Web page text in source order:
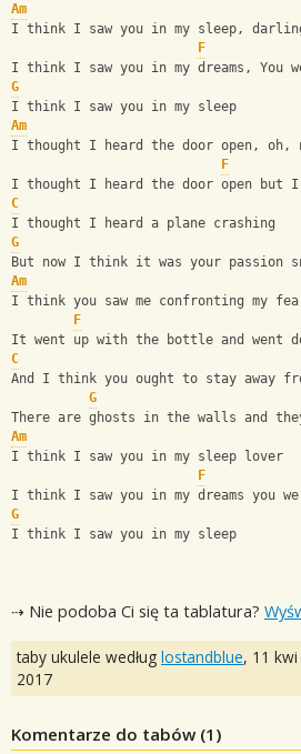
Am
I think I saw you in my sleep,
F
I think I saw you in my dreams, You
G
I think I saw you in my sleep
Am
I thought I heard the door open, oh,
F
I thought I heard the door open but
C
I thought I heard a plane crashing
G
But now I think it was your passion
Am
I think you saw me confronting my
F
It went up with the bottle and went
C
And I think you ought to stay away
G
There are ghosts in the walls and
Am
I think I saw you in my sleep lover
F
I think I saw you in my dreams you
G
I think I saw you in my sleep
⇢ Nie podoba Ci się ta tablatura?
taby ukulele według lostandblue, 11 kwi
2017
Komentarze do tabów (1 )